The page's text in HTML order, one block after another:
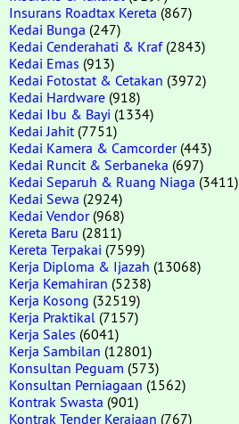
Insurans Roadtax Kereta (867)
Kedai Bunga (247)
Kedai Cenderahati & Kraf(2843)
Kedai Emas (913)
Kedai Fotostat & Cetakan (3972)
Kedai Hardware (918)
Kedai Ibu & Bayi (1334)
Kedai Jahit (7751)
Kedai Kamera & Camcorder(443)
Kedai Runcit & Serbaneka (697)
Kedai Separuh & Ruang Niaga (3411)
Kedai Sewa (2924)
Kedai Vendor(968)
Kereta Baru (2811)
Kereta Terpakai (7599)
Kerja Diploma & Ijazah (13068)
Kerja Kemahiran (5238)
Kerja Kosong (32519)
Kerja Praktikal (7157)
Kerja Sales (6041)
Kerja Sambilan (12801)
Konsultan Peguam (573)
Konsultan Perniagaan (1562)
Kontrak Swasta (901)
Kontrak Tender Kerajaan (767)